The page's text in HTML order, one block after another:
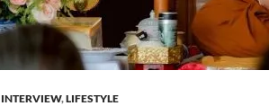
INTERVIEW,LIFESTYLE